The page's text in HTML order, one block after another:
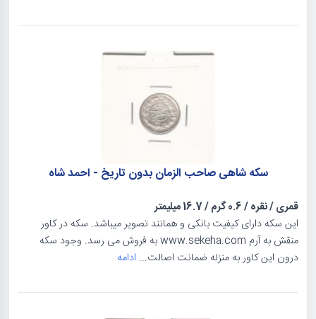
سکه شاهی صاحب الزمان بدون تاریخ - احمد شاه
قمری/نقره/0.6 گرم /16.7 میلیمتر
این سکه دارای کیفیت بانکی و همانند تصویر میباشد. سکه در کاور
منقش به آرم www.sekeha.com به فروش می رسد. وجود سکه
درون این کاور به منزله ضمانت اصالت... ادامه